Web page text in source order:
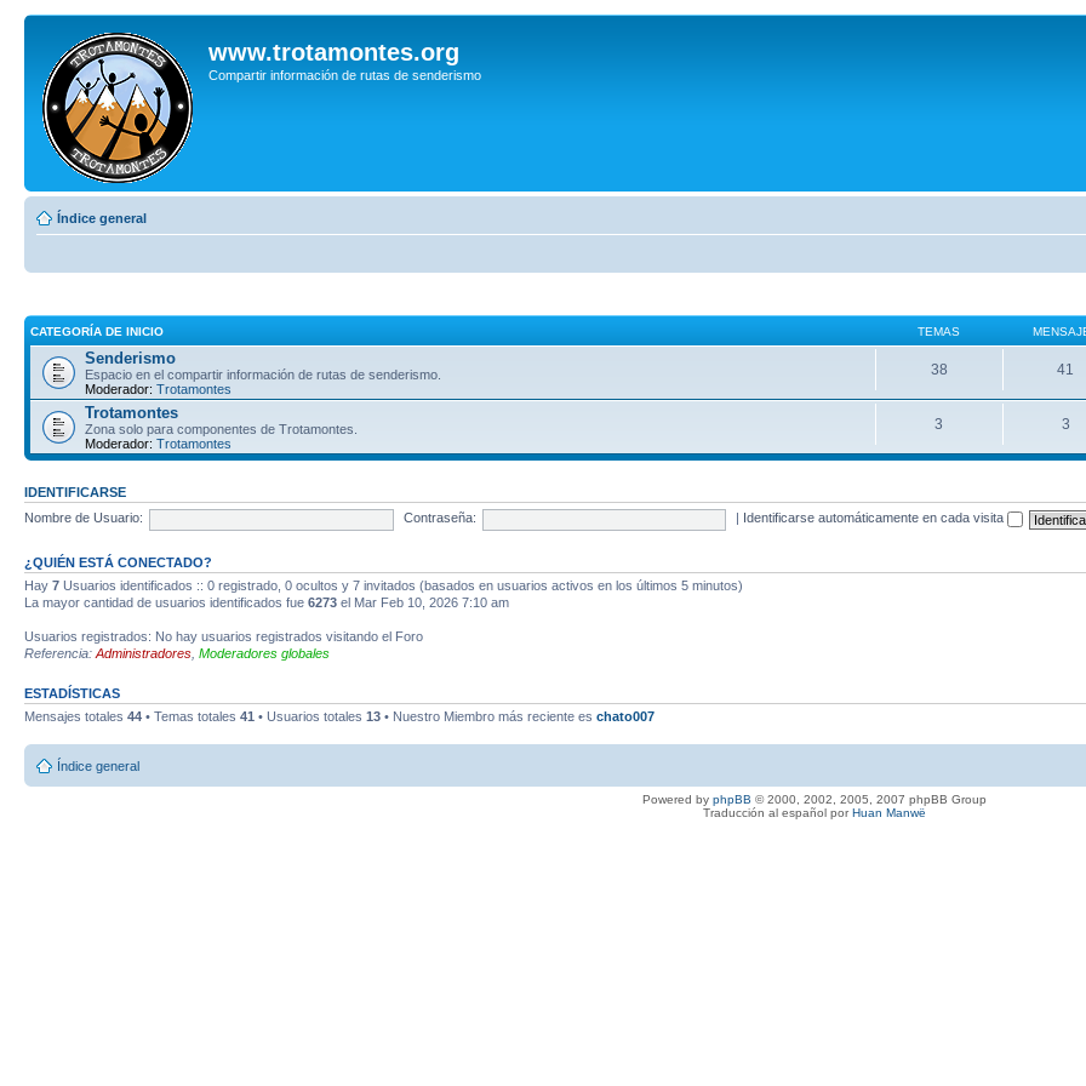
www.trotamontes.org
Compartir información de rutas de senderismo
Índice general
CATEGORÍA DE INICIO TEMAS
Senderismo
Espacio en el compartir información de rutas de senderismo.
Moderador: Trotamontes
38 41
Trotamontes
Zona solo para componentes de Trotamontes.
Moderador: Trotamontes
3 3
IDENTIFICARSE
Nombre de Usuario:
Contraseña: Identificarse automáticamente en cada visita
¿QUIÉN ESTÁ CONECTADO?
Hay 7 Usuarios identificados :: 0 registrado, 0 ocultos y 7 invitados (basados en usuarios activos en los últimos 5 minutos)
La mayor cantidad de usuarios identificados fue 6273 el Mar Feb 10, 2026 7:10 am
Usuarios registrados: No hay usuarios registrados visitando el Foro
Referencia: Administradores Moderadores globales
ESTADÍSTICAS
Mensajes totales 44 • Temas totales 41 • Usuarios totales 13 • Nuestro Miembro más reciente es chato007
Índice general
Powered by phpBB © 2000, 2002, 2005, 2007 phpBB Group
Traducción al español porHuan Manwë